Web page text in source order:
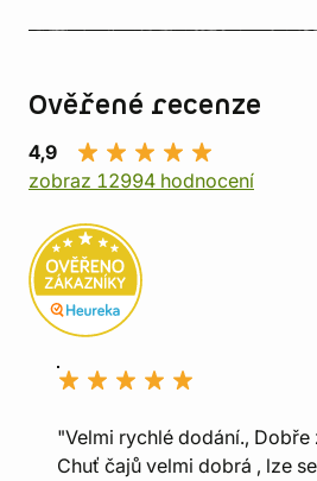
Ověřené recenze
4,9
zobraz 12994 hodnocení
"Velmi rychlé dodání., Dobře
Chuť čajů velmi dobrá , lze